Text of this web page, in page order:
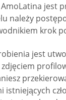
jest
należy
krok
jest
istniejących